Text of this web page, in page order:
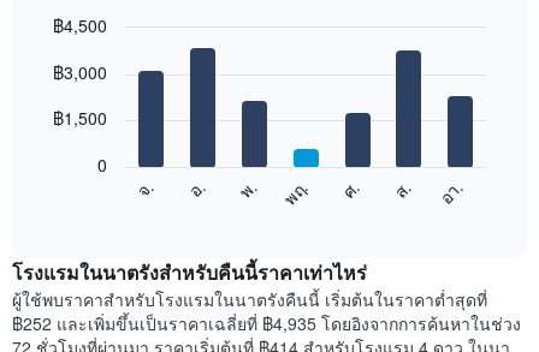
ใน
เดือน
เดือน
แผนภูมิ
มี
แกน
chart
bars.
แผนภูมิ
แสดง
ราคา
เฉลี่ย
ของ
graphic.
จ. อ. พ. พฤ. ศ. ส. อา.
0
฿1,500
฿3,000
฿4,500
โรงแรมในนาตรังสำหรับคืนนี้ราคาเท่าไหร่
ผู้ใช้พบราคาสำหรับโรงแรมในนาตรังคืนนี้ เริ่มต้นในราคาต่ำสุดที่
฿252 และเพิ่มขึ้นเป็นราคาเฉลี่ยที่ ฿4,935 โดยอิงจากการค้นหาในช่วง